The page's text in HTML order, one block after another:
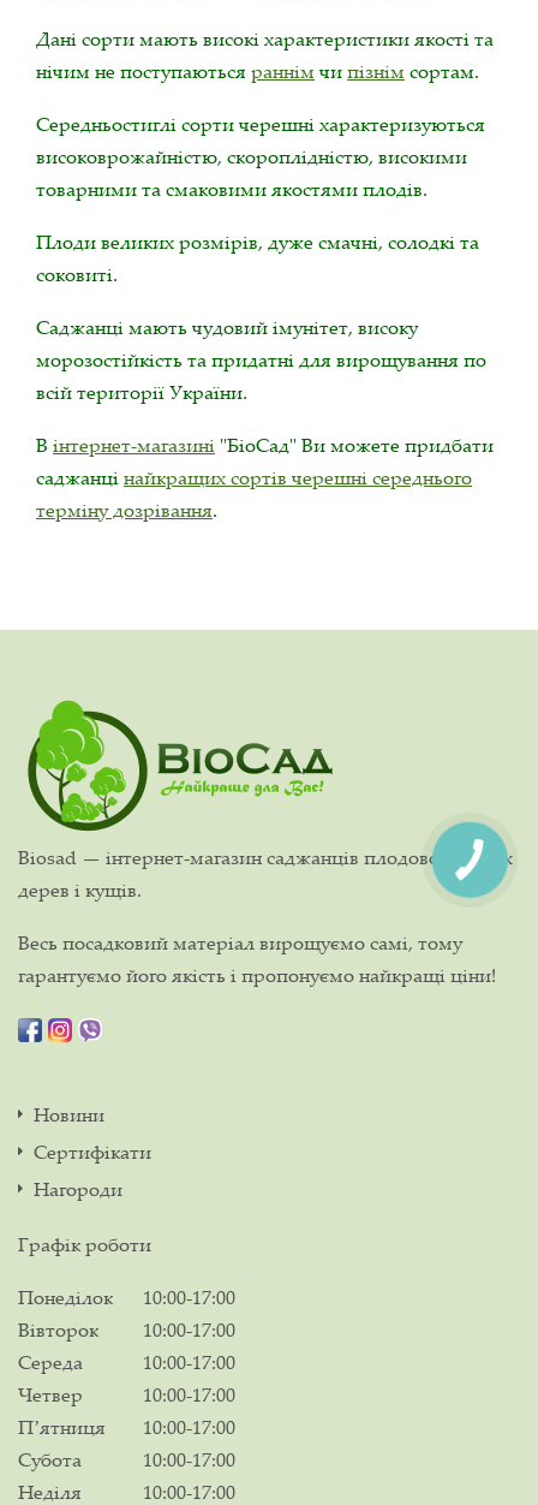
Дані сорти мають високі характеристики якості та
нічим не поступаються раннім чипізнім сортам.
Середньостиглі сорти черешні характеризуються
високоврожайністю, скороплідністю, високими
товарними та смаковими якостями плодів.
Плоди великих розмірів, дуже смачні, солодкі та
соковиті.
Саджанці мають чудовий імунітет, високу
морозостійкість та придатні для вирощування по
всій території України.
В інтернет-магазині "БіоСад" Ви можете придбати
саджанцінайкращих сортів черешні середнього
терміну дозрівання.
Biosad — інтернет-магазин саджанців плодово-ягідних
дерев і кущів.
Весь посадковий матеріал вирощуємо самі, тому
гарантуємо його якість і пропонуємо найкращі ціни!
Новини
Сертифікати
Нагороди
Графік роботи
Понеділок
10:00-17:00
Вівторок
10:00-17:00
Середа
10:00-17:00
Четвер
10:00-17:00
Пʼятниця
10:00-17:00
Субота
10:00-17:00
Неділя
10:00-17:00